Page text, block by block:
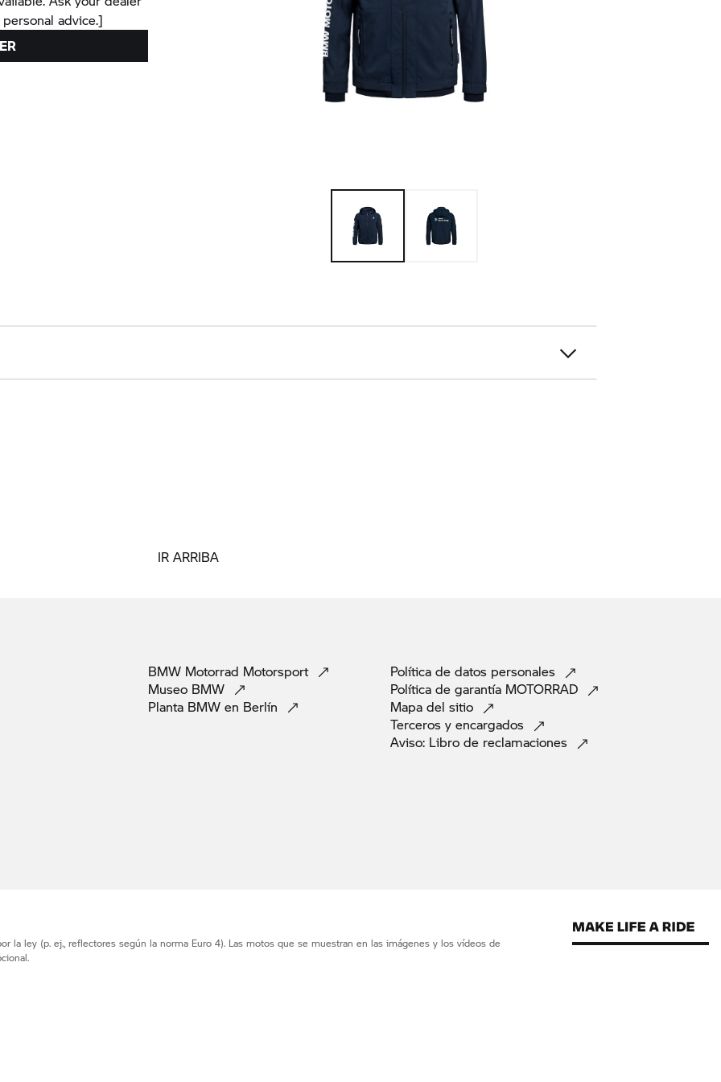
advice.]
IR ARRIBA
BMW Motorrad Motorsport
Museo BMW
Planta BMW en Berlín
Política de datos personales
Política de garantía MOTORRAD
Mapa del sitio
Terceros y encargados
Aviso: Libro de reclamaciones
la ley (p. ej., reflectores según la norma Euro 4). Las motos que se muestran en las imágenes y los vídeos de